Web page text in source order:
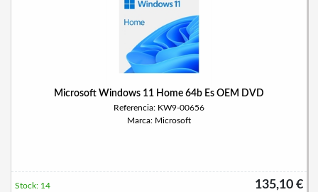
Microsoft Windows 11 Home 64b Es OEM DVD
Referencia: KW9-00656
Marca: Microsoft
135,10 €
Stock: 14